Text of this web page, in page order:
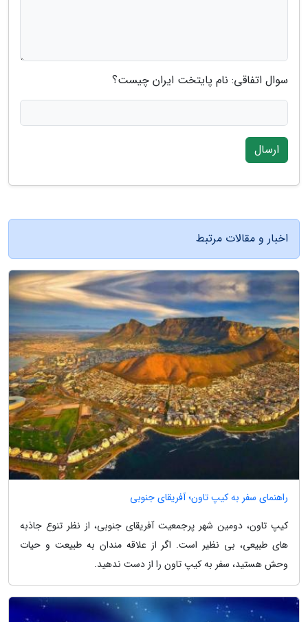
سوال اتفاقی: نام پایتخت ایران چیست؟
ارسال
اخبار و مقالات مرتبط
راهنمای سفر به کیپ تاون؛ آفریقای جنوبی
کیپ تاون، دومین شهر پرجمعیت آفریقای جنوبی، از نظر تنوع جاذبه
های طبیعی، بی نظیر است. اگر از علاقه مندان به طبیعت و حیات
وحش هستید، سفر به کیپ تاون را از دست ندهید.